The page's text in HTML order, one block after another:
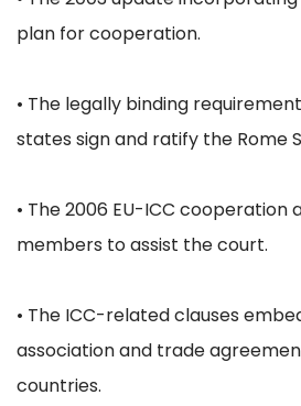
plan for cooperation.
• The legally binding
states sign and ratify the Rome
• The 2006 EU-ICC
members to assist the court.
• The ICC-related clauses
association and trade
countries.